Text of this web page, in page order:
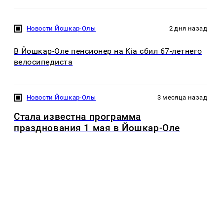
Новости Йошкар-Олы 2 дня назад
В Йошкар-Оле пенсионер на Kia сбил 67-летнего
велосипедиста
Новости Йошкар-Олы 3 месяца назад
Стала известна программа
празднования 1 мая в Йошкар-Оле